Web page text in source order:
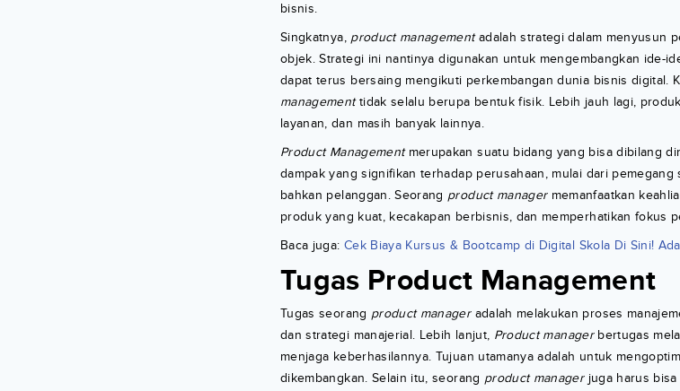
bisnis.
Singkatnya, product managementadalah strategi dalam menyusun
objek. Strategi ini nantinya digunakan untuk mengembangkan ide-
dapat terus bersaing mengikuti perkembangan dunia bisnis digital.
managementtidak selalu berupa bentuk fisik. Lebih jauh lagi,
layanan, dan masih banyak lainnya.
Product Managementmerupakan suatu bidang yang bisa dibilang
dampak yang signifikan terhadap perusahaan, mulai dari pemegang
bahkan pelanggan. Seorang product managermemanfaatkan
produk yang kuat, kecakapan berbisnis, dan memperhatikan fokus
Baca juga: Cek Biaya Kursus & Bootcamp di Digital Skola Di Sini!
Tugas Product Management
Tugas seorang product manageradalah melakukan proses
dan strategi manajerial. Lebih lanjut, Product managerbertugas
menjaga keberhasilannya. Tujuan utamanya adalah untuk
dikembangkan. Selain itu, seorang product managerjuga harus bisa